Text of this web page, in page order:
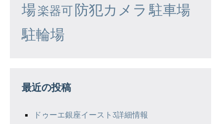
場楽器可防犯カメラ 駐車場
駐輪場
最近の投稿
ドゥーエ銀座イースト3詳細情報